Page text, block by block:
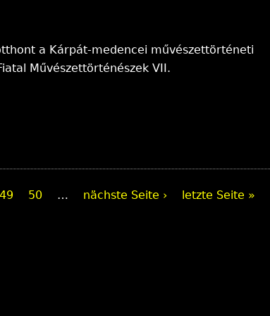
a Kárpát-medencei művészettörténeti
Művészettörténészek VII.
49 50 … nächste Seite › letzte Seite »